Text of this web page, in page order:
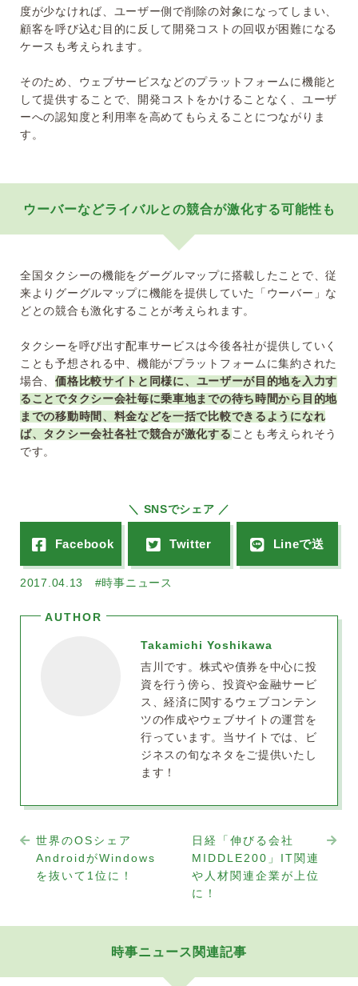
度が少なければ、ユーザー側で削除の対象になってしまい、
顧客を呼び込む目的に反して開発コストの回収が困難になる
ケースも考えられます。
そのため、ウェブサービスなどのプラットフォームに機能と
して提供することで、開発コストをかけることなく、ユーザ
ーへの認知度と利用率を高めてもらえることにつながりま
す。
ウーバーなどライバルとの競合が激化する可能性も
全国タクシーの機能をグーグルマップに搭載したことで、従
来よりグーグルマップに機能を提供していた「ウーバー」な
どとの競合も激化することが考えられます。
タクシーを呼び出す配車サービスは今後各社が提供していく
ことも予想される中、機能がプラットフォームに集約された
場合、価格比較サイトと同様に、ユーザーが目的地を入力す
ることでタクシー会社毎に乗車地までの待ち時間から目的地
までの移動時間、料金などを一括で比較できるようになれ
ば、タクシー会社各社で競合が激化する ことも考えられそう
です。
＼ SNSでシェア ／
2017.04.13 #時事ニュース
Takamichi Yoshikawa
吉川です。株式や債券を中心に投
資を行う傍ら、投資や金融サービ
ス、経済に関するウェブコンテン
ツの作成やウェブサイトの運営を
行っています。当サイトでは、ビ
ジネスの旬なネタをご提供いたし
ます！
世界のOSシェア
AndroidがWindows
を抜いて1位に！
日経「伸びる会社
MIDDLE200」IT関連
や人材関連企業が上位
に！
時事ニュース関連記事